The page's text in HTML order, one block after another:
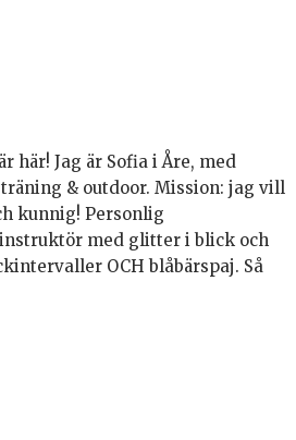
här! Jag är Sofia i Åre, med
& outdoor. Mission: jag vill
kunnig! Personlig
med glitter i blick och
OCH blåbärspaj. Så